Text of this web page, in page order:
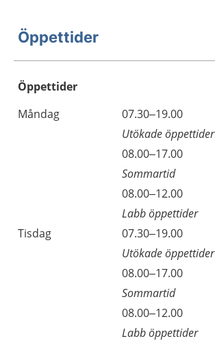
Öppettider
Öppettider
Dag
Öppettider
Kommentarer
Måndag
07.30–19.00
Utökade öppettider
08.00–17.00
Sommartid
08.00–12.00
Labb öppettider
Tisdag
07.30–19.00
Utökade öppettider
08.00–17.00
Sommartid
08.00–12.00
Labb öppettider